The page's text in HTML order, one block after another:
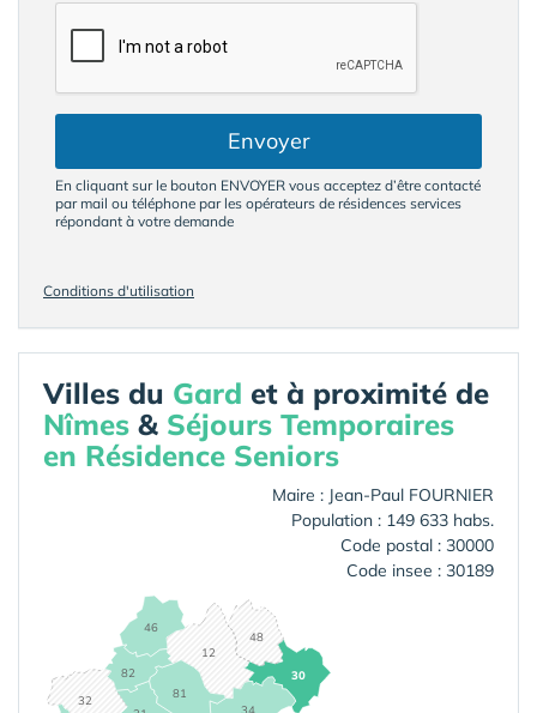
Envoyer
En cliquant sur le bouton ENVOYER vous acceptez d’être contacté
par mail ou téléphone par les opérateurs de résidences services
répondant à votre demande
Conditions d'utilisation
Villes du Gard et à proximité de
Nîmes & Séjours Temporaires
en Résidence Seniors
Maire : Jean-Paul FOURNIER
Population : 149 633 habs.
Code postal : 30000
Code insee : 30189
12
30
32
34
46
48
81
82